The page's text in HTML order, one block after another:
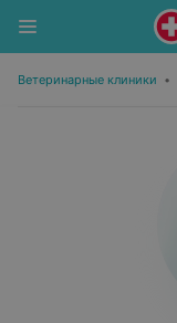
Ветеринарные клиники •